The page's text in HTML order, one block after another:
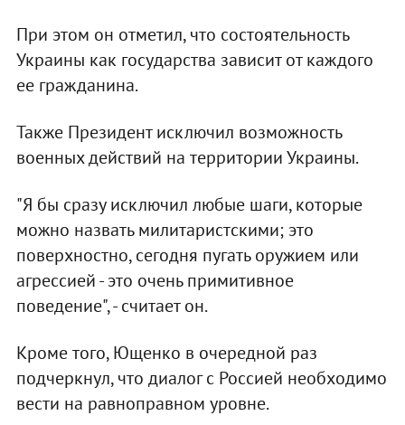
При этом он отметил, что состоятельность
Украины как государства зависит от каждого
ее гражданина.
Также Президент исключил возможность
военных действий на территории Украины.
"Я бы сразу исключил любые шаги, которые
можно назвать милитаристскими; это
поверхностно, сегодня пугать оружием или
агрессией - это очень примитивное
поведение", - считает он.
Кроме того, Ющенко в очередной раз
подчеркнул, что диалог с Россией необходимо
вести на равноправном уровне.